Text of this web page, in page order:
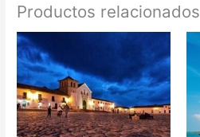
Productos relacionados